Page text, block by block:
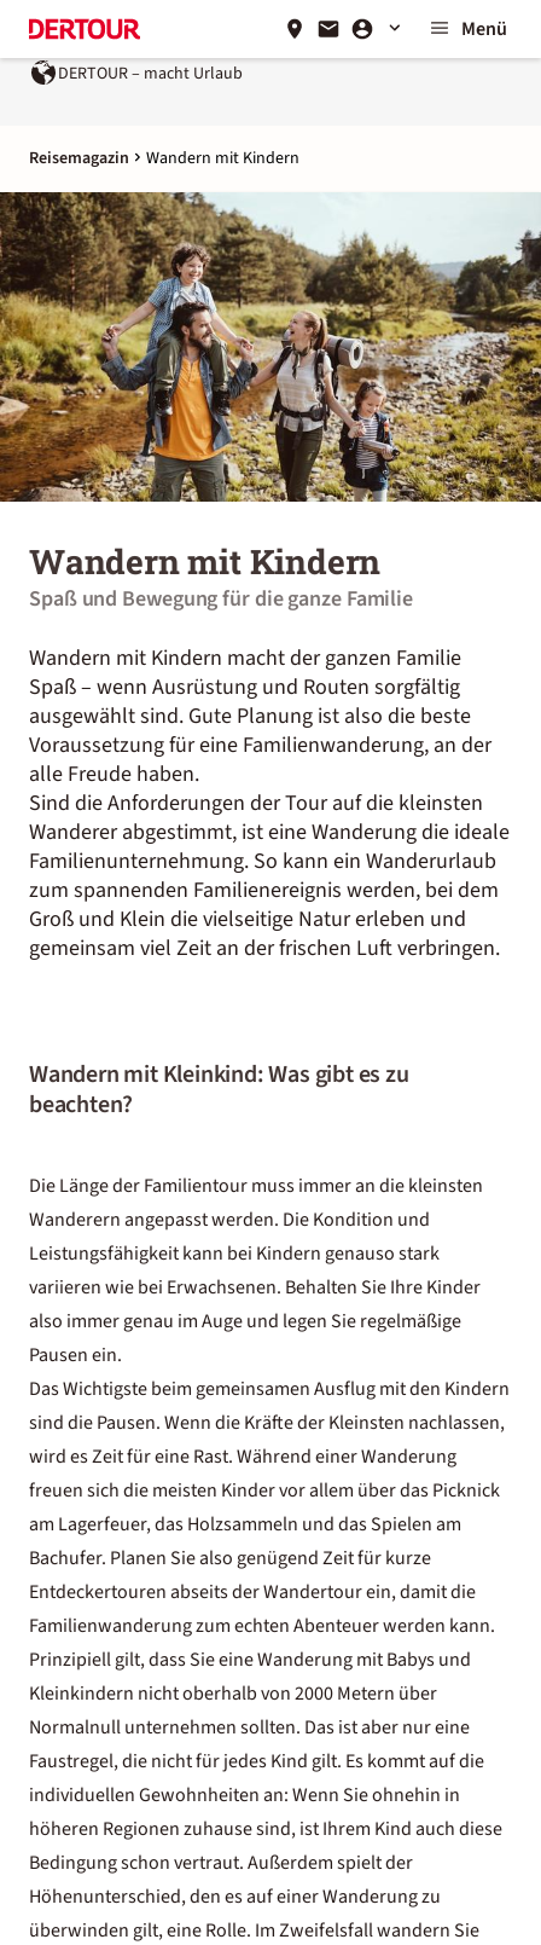
Menü
DERTOUR – macht Urlaub
Reisemagazin Wandern mit Kindern
Wandern mit Kindern
Spaß und Bewegung für die ganze Familie
Wandern mit Kindern macht der ganzen Familie
Spaß – wenn Ausrüstung und Routen sorgfältig
ausgewählt sind. Gute Planung ist also die beste
Voraussetzung für eine Familienwanderung, an der
alle Freude haben.
Sind die Anforderungen der Tour auf die kleinsten
Wanderer abgestimmt, ist eine Wanderung die ideale
Familienunternehmung. So kann ein Wanderurlaub
zum spannenden Familienereignis werden, bei dem
Groß und Klein die vielseitige Natur erleben und
gemeinsam viel Zeit an der frischen Luft verbringen.
Wandern mit Kleinkind: Was gibt es zu
beachten?
Die Länge der Familientour muss immer an die kleinsten
Wanderern angepasst werden. Die Kondition und
Leistungsfähigkeit kann bei Kindern genauso stark
variieren wie bei Erwachsenen. Behalten Sie Ihre Kinder
also immer genau im Auge und legen Sie regelmäßige
Pausen ein.
Das Wichtigste beim gemeinsamen Ausflug mit den Kindern
sind die Pausen. Wenn die Kräfte der Kleinsten nachlassen,
wird es Zeit für eine Rast. Während einer Wanderung
freuen sich die meisten Kinder vor allem über das Picknick
am Lagerfeuer, das Holzsammeln und das Spielen am
Bachufer. Planen Sie also genügend Zeit für kurze
Entdeckertouren abseits der Wandertour ein, damit die
Familienwanderung zum echten Abenteuer werden kann.
Prinzipiell gilt, dass Sie eine Wanderung mit Babys und
Kleinkindern nicht oberhalb von 2000 Metern über
Normalnull unternehmen sollten. Das ist aber nur eine
Faustregel, die nicht für jedes Kind gilt. Es kommt auf die
individuellen Gewohnheiten an: Wenn Sie ohnehin in
höheren Regionen zuhause sind, ist Ihrem Kind auch diese
Bedingung schon vertraut. Außerdem spielt der
Höhenunterschied, den es auf einer Wanderung zu
überwinden gilt, eine Rolle. Im Zweifelsfall wandern Sie